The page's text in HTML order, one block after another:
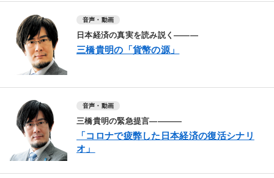
音声・動画
日本経済の真実を読み説く―――
三橋貴明の「貨幣の源」
音声・動画
三橋貴明の緊急提言――――
「コロナで疲弊した日本経済の復活シナリ
オ」